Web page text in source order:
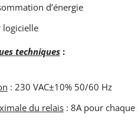
d’énergie
logicielle
techniques:
: 230 VAC±10% 50/60 Hz
du relais: 8A pour chaque